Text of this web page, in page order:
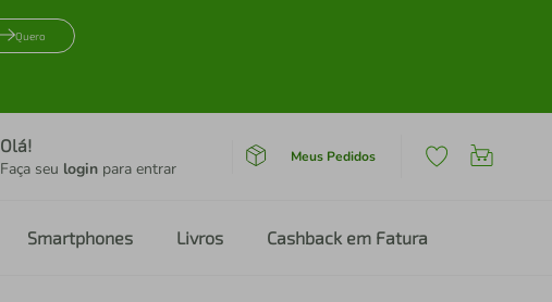
Quero
Olá!
Faça seu login para entrar
Meus Pedidos
Smartphones Livros Cashback em Fatura